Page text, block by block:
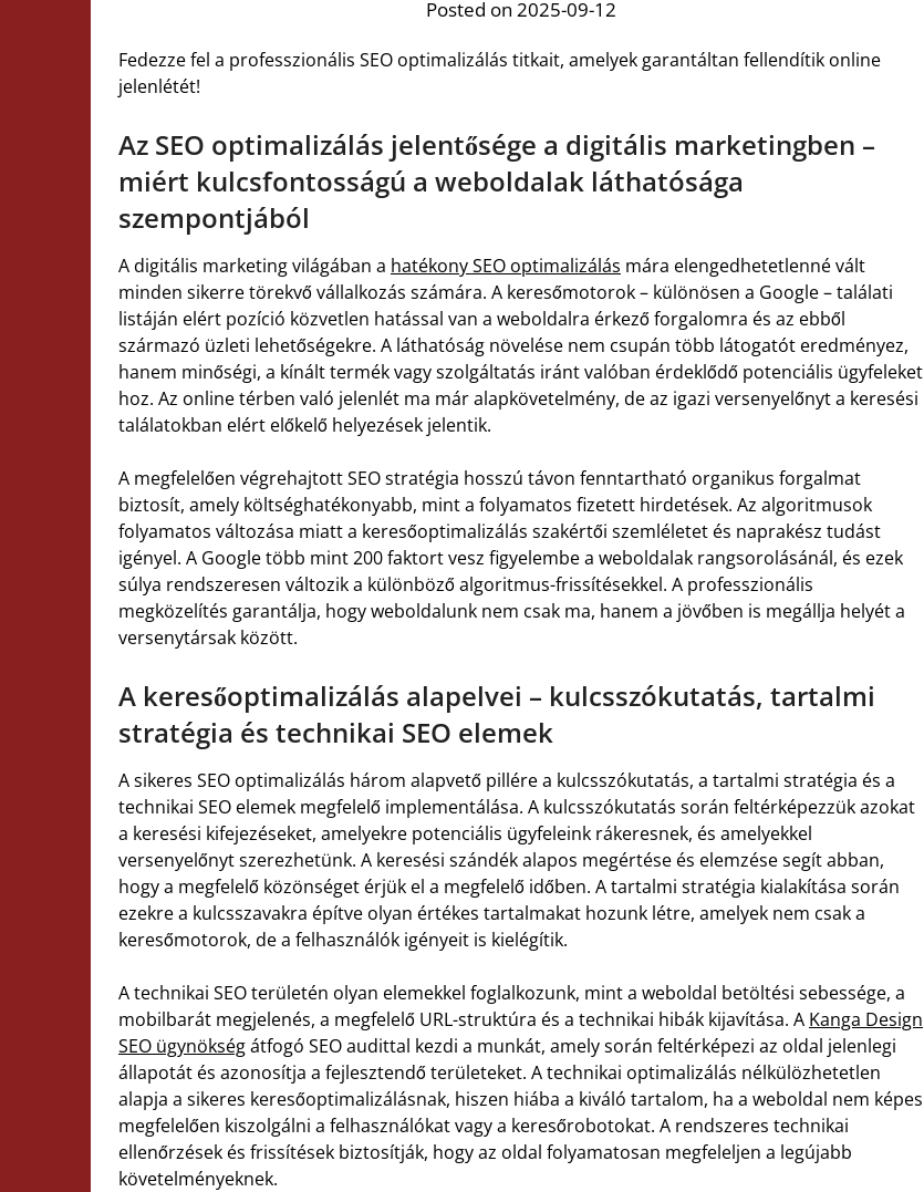
Posted on 2025-09-12
Fedezze fel a professzionális SEO optimalizálás titkait, amelyek garantáltan fellendítik online
jelenlétét!
Az SEO optimalizálás jelentősége a digitális marketingben –
miért kulcsfontosságú a weboldalak láthatósága
szempontjából
A digitális marketing világában a hatékony SEO optimalizálás mára elengedhetetlenné vált
minden sikerre törekvő vállalkozás számára. A keresőmotorok – különösen a Google – találati
listáján elért pozíció közvetlen hatással van a weboldalra érkező forgalomra és az ebből
származó üzleti lehetőségekre. A láthatóság növelése nem csupán több látogatót eredményez,
hanem minőségi, a kínált termék vagy szolgáltatás iránt valóban érdeklődő potenciális ügyfeleket
hoz. Az online térben való jelenlét ma már alapkövetelmény, de az igazi versenyelőnyt a keresési
találatokban elért előkelő helyezések jelentik.
A megfelelően végrehajtott SEO stratégia hosszú távon fenntartható organikus forgalmat
biztosít, amely költséghatékonyabb, mint a folyamatos fizetett hirdetések. Az algoritmusok
folyamatos változása miatt a keresőoptimalizálás szakértői szemléletet és naprakész tudást
igényel. A Google több mint 200 faktort vesz figyelembe a weboldalak rangsorolásánál, és ezek
súlya rendszeresen változik a különböző algoritmus-frissítésekkel. A professzionális
megközelítés garantálja, hogy weboldalunk nem csak ma, hanem a jövőben is megállja helyét a
versenytársak között.
A keresőoptimalizálás alapelvei – kulcsszókutatás, tartalmi
stratégia és technikai SEO elemek
A sikeres SEO optimalizálás három alapvető pillére a kulcsszókutatás, a tartalmi stratégia és a
technikai SEO elemek megfelelő implementálása. A kulcsszókutatás során feltérképezzük azokat
a keresési kifejezéseket, amelyekre potenciális ügyfeleink rákeresnek, és amelyekkel
versenyelőnyt szerezhetünk. A keresési szándék alapos megértése és elemzése segít abban,
hogy a megfelelő közönséget érjük el a megfelelő időben. A tartalmi stratégia kialakítása során
ezekre a kulcsszavakra építve olyan értékes tartalmakat hozunk létre, amelyek nem csak a
keresőmotorok, de a felhasználók igényeit is kielégítik.
A technikai SEO területén olyan elemekkel foglalkozunk, mint a weboldal betöltési sebessége, a
mobilbarát megjelenés, a megfelelő URL-struktúra és a technikai hibák kijavítása. A Kanga Design
SEO ügynökségátfogó SEO audittal kezdi a munkát, amely során feltérképezi az oldal jelenlegi
állapotát és azonosítja a fejlesztendő területeket. A technikai optimalizálás nélkülözhetetlen
alapja a sikeres keresőoptimalizálásnak, hiszen hiába a kiváló tartalom, ha a weboldal nem képes
megfelelően kiszolgálni a felhasználókat vagy a keresőrobotokat. A rendszeres technikai
ellenőrzések és frissítések biztosítják, hogy az oldal folyamatosan megfeleljen a legújabb
követelményeknek.